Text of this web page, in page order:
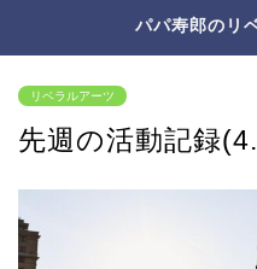
パパ寿郎のリ
リベラルアーツ
先週の活動記録